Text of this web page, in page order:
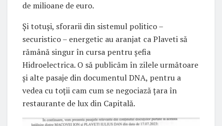
de milioane de euro.
Și totuși, sforarii din sistemul politico –
securistico – energetic au aranjat ca Plaveti să
rămână singur în cursa pentru șefia
Hidroelectrica. O să publicăm în zilele următoare
și alte pasaje din documentul DNA, pentru a
vedea cu toții cam cum se negociază țara în
restaurante de lux din Capitală.